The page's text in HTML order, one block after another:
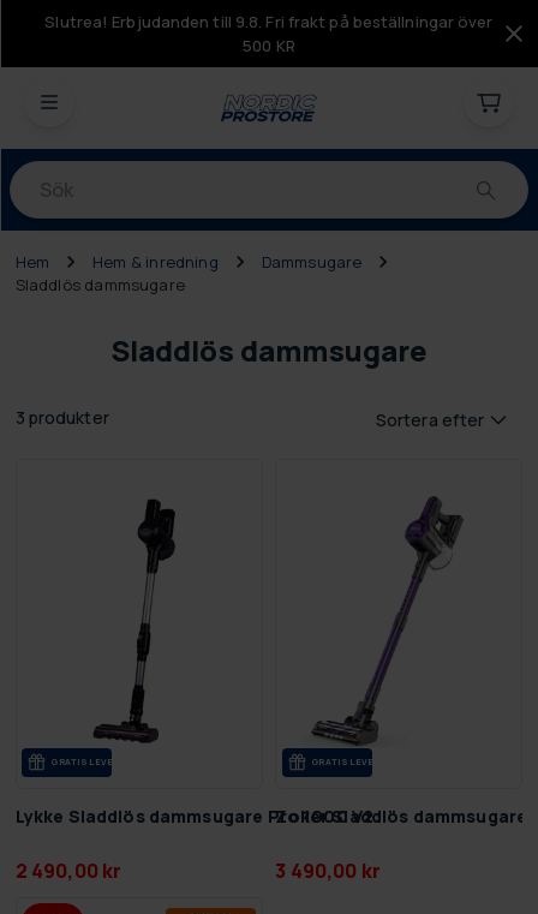
Slutrea! Erbjudanden till 9.8. Fri frakt på beställningar över
500 KR
Produkter
Hem Hem & inredning
Dammsugare
Sladdlös dammsugare
Sladdlös dammsugare
3 produkter Sortera efter
GRA­TIS LE­VE­RANS
Lykke Sladdlös dammsugare Pro 1000 V2
2 490,00 kr
GRA­TIS LE­VE­RANS
Zoker Sladdlös dammsugare
3 490,00 kr